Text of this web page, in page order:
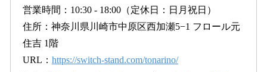
営業時間：10:30 - 18:00（定休日：日月祝日）
住所：神奈川県川崎市中原区西加瀬5−1 フロール元
住吉 1階
URL： https://switch-stand.com/tonarino/